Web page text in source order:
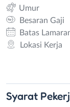
Umur
Besaran Gaji
Batas
Lokasi Kerja
Syarat